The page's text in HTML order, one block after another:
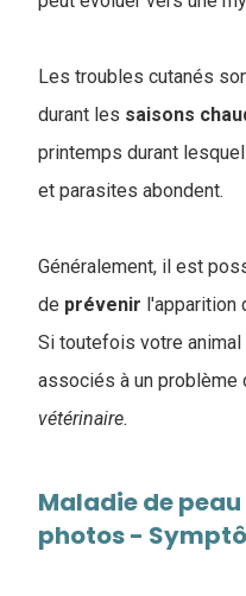
Les troubles cutanés
durant les saisons
printemps durant
et parasites abondent.
Généralement, il est
de prévenir l'apparition
Si toutefois votre
associés à un problème
vétérinaire.
Maladie de
photos -